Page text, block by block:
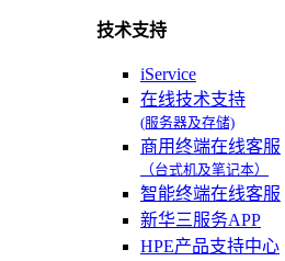
技术支持
iService
在线技术支持
(服务器及存储)
商用终端在线客服
（台式机及笔记本）
智能终端在线客服
新华三服务APP
HPE产品支持中心